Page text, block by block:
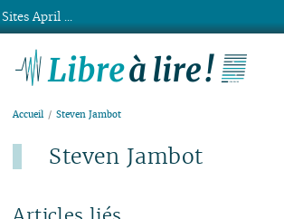
Accueil Steven Jambot
Steven Jambot
Sites April ...